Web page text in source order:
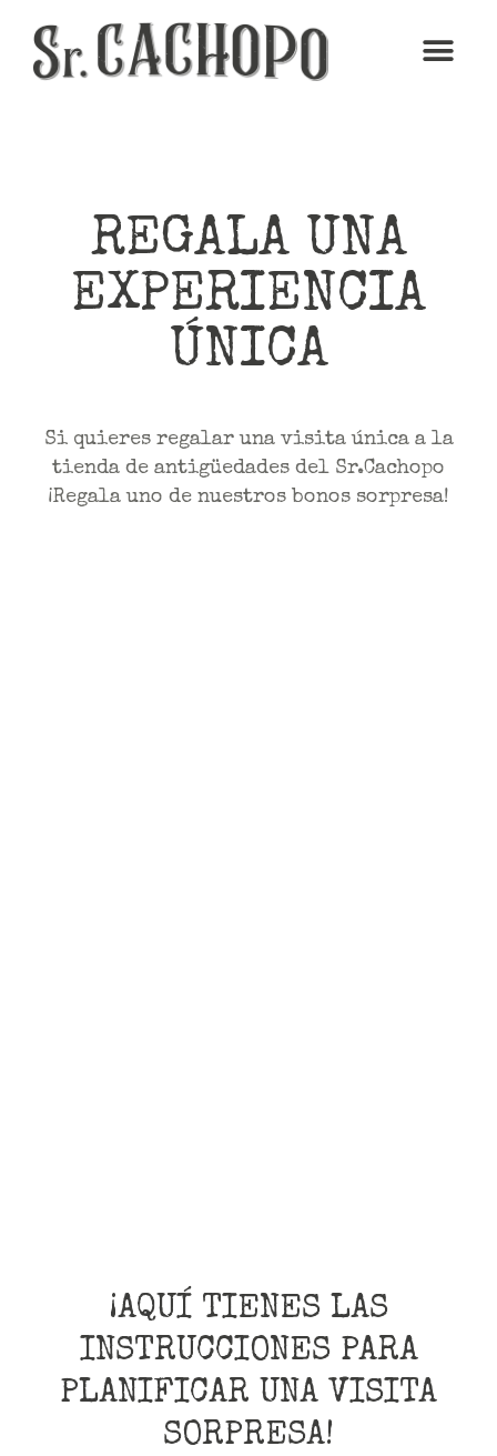
REGALA UNA
EXPERIENCIA
ÚNICA
Si quieres regalar una visita única a la
tienda de antigüedades del Sr.Cachopo
¡Regala uno de nuestros bonos sorpresa!
¡AQUÍ TIENES LAS
INSTRUCCIONES PARA
PLANIFICAR UNA VISITA
SORPRESA!